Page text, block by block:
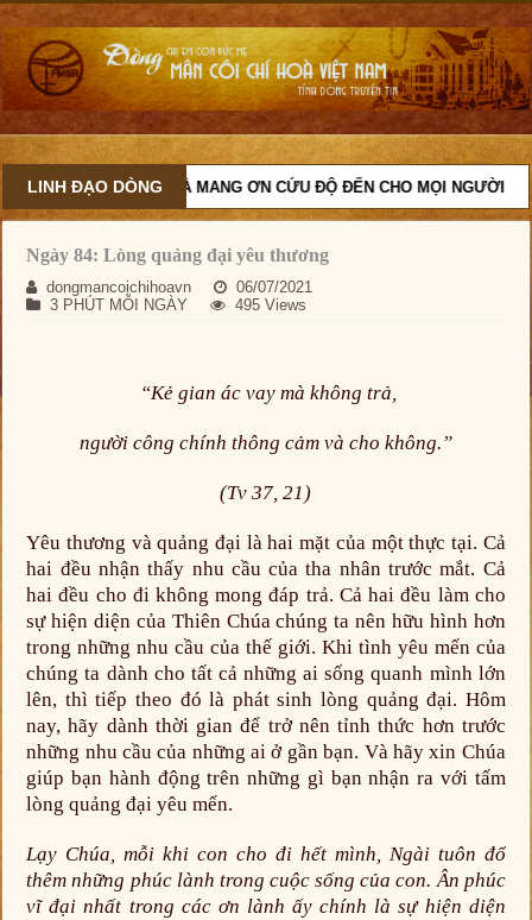
LINH ĐẠO DÒNG
CỨU ĐỘ, VÀ MANG ƠN CỨU ĐỘ ĐẾN CHO MỌI NGƯỜI
Ngày 84: Lòng quảng đại yêu thương
dongmancoichihoavn
06/07/2021
3 PHÚT MỖI NGÀY
495 Views
“Kẻ gian ác vay mà không trả,
người công chính thông cảm và cho không.”
(Tv 37, 21)
Yêu thương và quảng đại là hai mặt của một thực tại. Cả
hai đều nhận thấy nhu cầu của tha nhân trước mắt. Cả
hai đều cho đi không mong đáp trả. Cả hai đều làm cho
sự hiện diện của Thiên Chúa chúng ta nên hữu hình hơn
trong những nhu cầu của thế giới. Khi tình yêu mến của
chúng ta dành cho tất cả những ai sống quanh mình lớn
lên, thì tiếp theo đó là phát sinh lòng quảng đại. Hôm
nay, hãy dành thời gian để trở nên tỉnh thức hơn trước
những nhu cầu của những ai ở gần bạn. Và hãy xin Chúa
giúp bạn hành động trên những gì bạn nhận ra với tấm
lòng quảng đại yêu mến.
Lạy Chúa, mỗi khi con cho đi hết mình, Ngài tuôn đổ
thêm những phúc lành trong cuộc sống của con. Ân phúc
vĩ đại nhất trong các ơn lành ấy chính là sự hiện diện